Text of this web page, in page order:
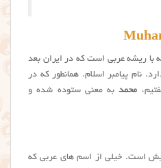
ریشه عربی است که در ایران بعد
نام پیامبر اسلام. همانطور که در
محمدبه معنی ستوده شده و
است. خیلی از اسم های عربی که